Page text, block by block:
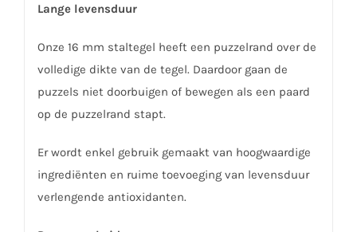
Lange levensduur
Onze 16 mm staltegel heeft een puzzelrand over de
volledige dikte van de tegel. Daardoor gaan de
puzzels niet doorbuigen of bewegen als een paard
op de puzzelrand stapt.
Er wordt enkel gebruik gemaakt van hoogwaardige
ingrediënten en ruime toevoeging van levensduur
verlengende antioxidanten.